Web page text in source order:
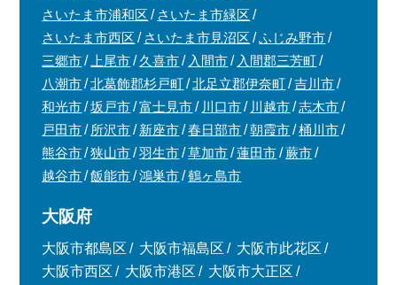
さいたま市浦和区
さいたま市緑区
さいたま市西区
さいたま市見沼区
ふじみ野市
三郷市
上尾市 久喜市 入間市
入間郡三芳町
八潮市
北葛飾郡杉戸町 北足立郡伊奈町
吉川市
和光市
坂戸市 富士見市 川口市 川越市
志木市
戸田市
所沢市 新座市 春日部市 朝霞市
桶川市
熊谷市
狭山市 羽生市 草加市 蓮田市
蕨市
越谷市
飯能市 鴻巣市 鶴ヶ島市
大阪府
大阪市都島区 大阪市福島区
大阪市此花区
大阪市西区
大阪市港区 大阪市大正区